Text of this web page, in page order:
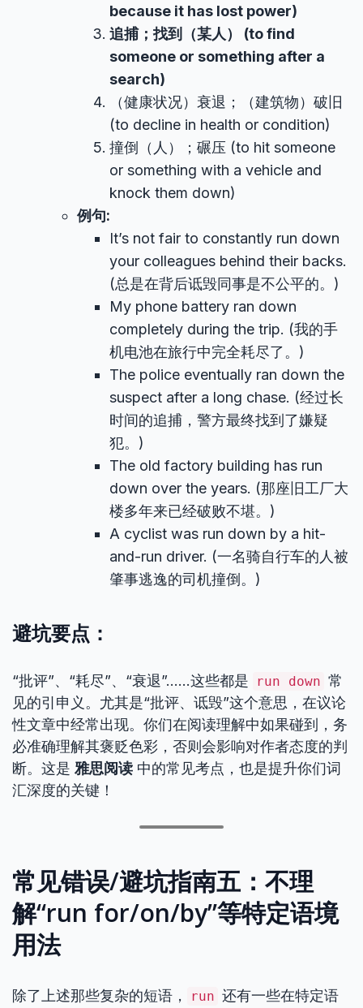
because it has lost power)
追捕；找到（某人） (to find
someone or something after a
search)
（健康状况）衰退；（建筑物）破旧
(to decline in health or condition)
撞倒（人）；碾压 (to hit someone
or something with a vehicle and
knock them down)
例句:
It’s not fair to constantly run down
your colleagues behind their backs.
(总是在背后诋毁同事是不公平的。)
My phone battery ran down
completely during the trip. (我的手
机电池在旅行中完全耗尽了。)
The police eventually ran down the
suspect after a long chase. (经过长
时间的追捕，警方最终找到了嫌疑
犯。)
The old factory building has run
down over the years. (那座旧工厂大
楼多年来已经破败不堪。)
A cyclist was run down by a hit-
and-run driver. (一名骑自行车的人被
肇事逃逸的司机撞倒。)
避坑要点：
“批评”、“耗尽”、“衰退”……这些都是 run down 常
见的引申义。尤其是“批评、诋毁”这个意思，在议论
性文章中经常出现。你们在阅读理解中如果碰到，务
必准确理解其褒贬色彩，否则会影响对作者态度的判
断。这是 雅思阅读 中的常见考点，也是提升你们词
汇深度的关键！
常见错误/避坑指南五：不理
解“run for/on/by”等特定语境
用法
除了上述那些复杂的短语， run 还有一些在特定语